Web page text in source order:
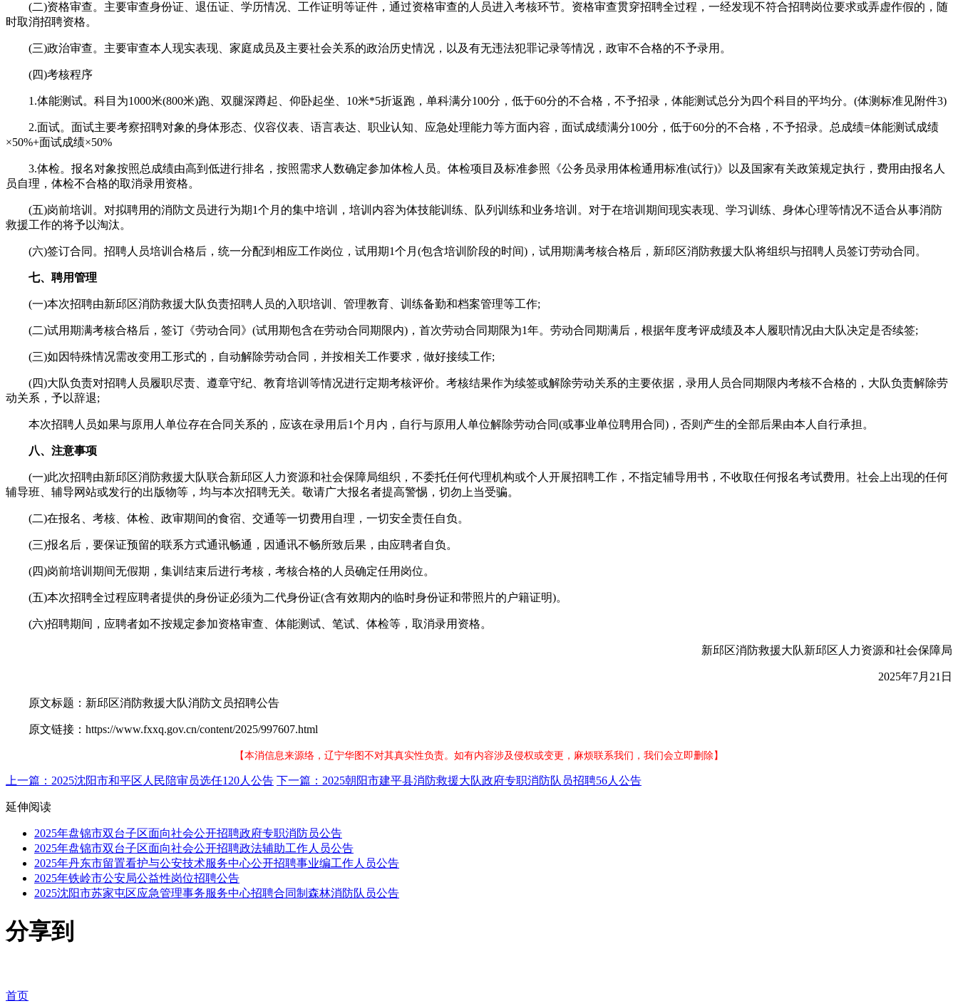
(二)资格审查。主要审查身份证、退伍证、学历情况、工作证明等证件，通过资格审查的人员进入考核环节。资格审查贯穿招聘全过程，一经发现不符合招聘岗位要求或弄虚作假的，随
时取消招聘资格。
(三)政治审查。主要审查本人现实表现、家庭成员及主要社会关系的政治历史情况，以及有无违法犯罪记录等情况，政审不合格的不予录用。
(四)考核程序
1.体能测试。科目为1000米(800米)跑、双腿深蹲起、仰卧起坐、10米*5折返跑，单科满分100分，低于60分的不合格，不予招录，体能测试总分为四个科目的平均分。(体测标准见附件3)
2.面试。面试主要考察招聘对象的身体形态、仪容仪表、语言表达、职业认知、应急处理能力等方面内容，面试成绩满分100分，低于60分的不合格，不予招录。总成绩=体能测试成绩
×50%+面试成绩×50%
3.体检。报名对象按照总成绩由高到低进行排名，按照需求人数确定参加体检人员。体检项目及标准参照《公务员录用体检通用标准(试行)》以及国家有关政策规定执行，费用由报名人
员自理，体检不合格的取消录用资格。
(五)岗前培训。对拟聘用的消防文员进行为期1个月的集中培训，培训内容为体技能训练、队列训练和业务培训。对于在培训期间现实表现、学习训练、身体心理等情况不适合从事消防
救援工作的将予以淘汰。
(六)签订合同。招聘人员培训合格后，统一分配到相应工作岗位，试用期1个月(包含培训阶段的时间)，试用期满考核合格后，新邱区消防救援大队将组织与招聘人员签订劳动合同。
七、聘用管理
(一)本次招聘由新邱区消防救援大队负责招聘人员的入职培训、管理教育、训练备勤和档案管理等工作;
(二)试用期满考核合格后，签订《劳动合同》(试用期包含在劳动合同期限内)，首次劳动合同期限为1年。劳动合同期满后，根据年度考评成绩及本人履职情况由大队决定是否续签;
(三)如因特殊情况需改变用工形式的，自动解除劳动合同，并按相关工作要求，做好接续工作;
(四)大队负责对招聘人员履职尽责、遵章守纪、教育培训等情况进行定期考核评价。考核结果作为续签或解除劳动关系的主要依据，录用人员合同期限内考核不合格的，大队负责解除劳
动关系，予以辞退;
本次招聘人员如果与原用人单位存在合同关系的，应该在录用后1个月内，自行与原用人单位解除劳动合同(或事业单位聘用合同)，否则产生的全部后果由本人自行承担。
八、注意事项
(一)此次招聘由新邱区消防救援大队联合新邱区人力资源和社会保障局组织，不委托任何代理机构或个人开展招聘工作，不指定辅导用书，不收取任何报名考试费用。社会上出现的任何
辅导班、辅导网站或发行的出版物等，均与本次招聘无关。敬请广大报名者提高警惕，切勿上当受骗。
(二)在报名、考核、体检、政审期间的食宿、交通等一切费用自理，一切安全责任自负。
(三)报名后，要保证预留的联系方式通讯畅通，因通讯不畅所致后果，由应聘者自负。
(四)岗前培训期间无假期，集训结束后进行考核，考核合格的人员确定任用岗位。
(五)本次招聘全过程应聘者提供的身份证必须为二代身份证(含有效期内的临时身份证和带照片的户籍证明)。
(六)招聘期间，应聘者如不按规定参加资格审查、体能测试、笔试、体检等，取消录用资格。
新邱区消防救援大队新邱区人力资源和社会保障局
2025年7月21日
原文标题：新邱区消防救援大队消防文员招聘公告
原文链接：https://www.fxxq.gov.cn/content/2025/997607.html
【本消信息来源络，辽宁华图不对其真实性负责。如有内容涉及侵权或变更，麻烦联系我们，我们会立即删除】
上一篇：2025沈阳市和平区人民陪审员选任120人公告 下一篇：2025朝阳市建平县消防救援大队政府专职消防队员招聘56人公告
延伸阅读
2025年盘锦市双台子区面向社会公开招聘政府专职消防员公告
2025年盘锦市双台子区面向社会公开招聘政法辅助工作人员公告
2025年丹东市留置看护与公安技术服务中心公开招聘事业编工作人员公告
2025年铁岭市公安局公益性岗位招聘公告
2025沈阳市苏家屯区应急管理事务服务中心招聘合同制森林消防队员公告
分享到
首页